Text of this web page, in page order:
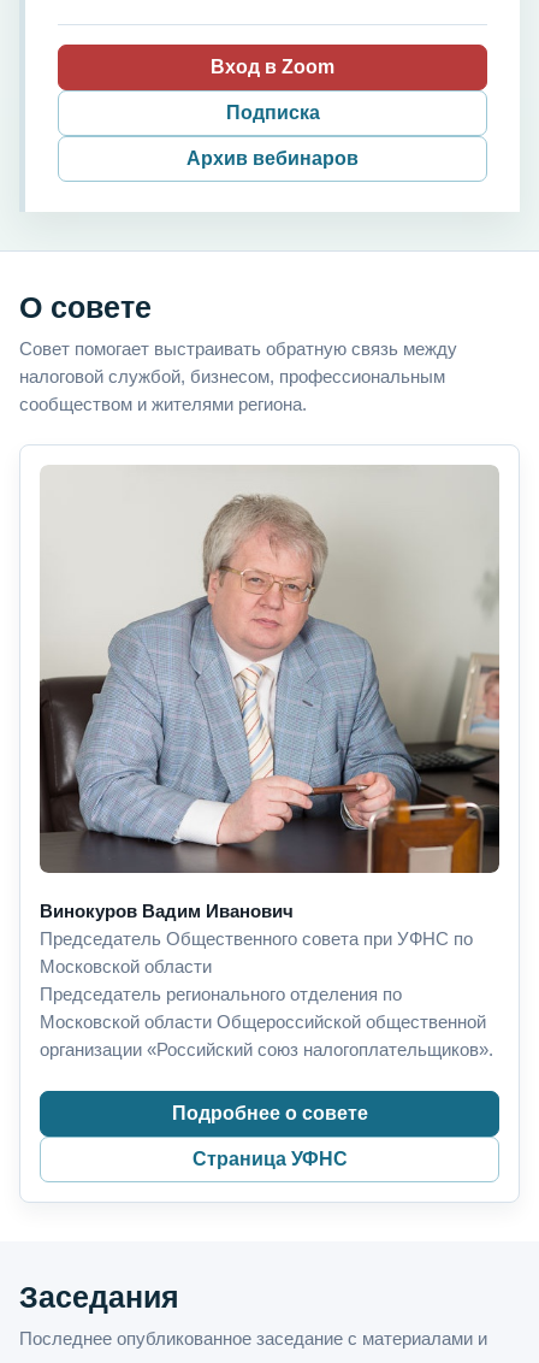
Вход в Zoom
Подписка
Архив вебинаров
О совете
Совет помогает выстраивать обратную связь между
налоговой службой, бизнесом, профессиональным
сообществом и жителями региона.
Винокуров Вадим Иванович
Председатель Общественного совета при УФНС по
Московской области
Председатель регионального отделения по
Московской области Общероссийской общественной
организации «Российский союз налогоплательщиков».
Подробнее о совете
Страница УФНС
Заседания
Последнее опубликованное заседание с материалами и